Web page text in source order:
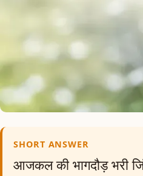
SHORT ANSWER
आजकल की भागदौड़ भरी